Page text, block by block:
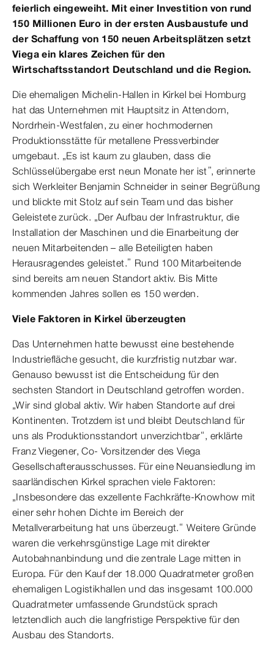
feierlich eingeweiht. Mit einer Investition von rund
150 Millionen Euro in der ersten Ausbaustufe und
der Schaffung von 150 neuen Arbeitsplätzen setzt
Viega ein klares Zeichen für den
Wirtschaftsstandort Deutschland und die Region.
Die ehemaligen Michelin-Hallen in Kirkel bei Homburg
hat das Unternehmen mit Hauptsitz in Attendorn,
Nordrhein-Westfalen, zu einer hochmodernen
Produktionsstätte für metallene Pressverbinder
umgebaut. „Es ist kaum zu glauben, dass die
Schlüsselübergabe erst neun Monate her ist”, erinnerte
sich Werkleiter Benjamin Schneider in seiner Begrüßung
und blickte mit Stolz auf sein Team und das bisher
Geleistete zurück. „Der Aufbau der Infrastruktur, die
Installation der Maschinen und die Einarbeitung der
neuen Mitarbeitenden – alle Beteiligten haben
Herausragendes geleistet.” Rund 100 Mitarbeitende
sind bereits am neuen Standort aktiv. Bis Mitte
kommenden Jahres sollen es 150 werden.
Viele Faktoren in Kirkel überzeugten
Das Unternehmen hatte bewusst eine bestehende
Industriefläche gesucht, die kurzfristig nutzbar war.
Genauso bewusst ist die Entscheidung für den
sechsten Standort in Deutschland getroffen worden.
„Wir sind global aktiv. Wir haben Standorte auf drei
Kontinenten. Trotzdem ist und bleibt Deutschland für
uns als Produktionsstandort unverzichtbar“, erklärte
Franz Viegener, Co- Vorsitzender des Viega
Gesellschafterausschusses. Für eine Neuansiedlung im
saarländischen Kirkel sprachen viele Faktoren:
„Insbesondere das exzellente Fachkräfte-Knowhow mit
einer sehr hohen Dichte im Bereich der
Metallverarbeitung hat uns überzeugt.“ Weitere Gründe
waren die verkehrsgünstige Lage mit direkter
Autobahnanbindung und die zentrale Lage mitten in
Europa. Für den Kauf der 18.000 Quadratmeter großen
ehemaligen Logistikhallen und das insgesamt 100.000
Quadratmeter umfassende Grundstück sprach
letztendlich auch die langfristige Perspektive für den
Ausbau des Standorts.